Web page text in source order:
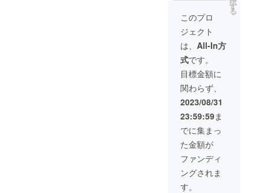
す。 ※
スパト
リート
メント
の泥を
使っ
た、頭
皮と髪
にアプ
ローチ
し健や
かな状
態にリ
セット
してく
れる
マッ
へ。 ＜
リート
メント
＞ パサ
つく髪
にうる
おいを
与え、
ダメー
修しな
がら
キュー
ティク
ルを整
えるト
リート
るおい
を与
え、年
齢の変
化によ
り乾燥
しがち
な地肌
をケ
ア。 弾
力のあ
る濃密
泡で髪
の摩擦
を軽減
し、ア
ミノ酸
系洗浄
2024年
2月まで
有効 ※
施術時
間約30
分 ※
カット
やカ
ラーな
ど他の
メ
ニュー
との併
用可、
単品の
みのご
利用も
可（そ
の場合
す
る
このプロ
ジェクト
は、 All-In方
式です。
目標金額に
関わらず、
2023/08/31
23:59:59ま
でに集まっ
た金額が
ファンディ
ングされま
す。